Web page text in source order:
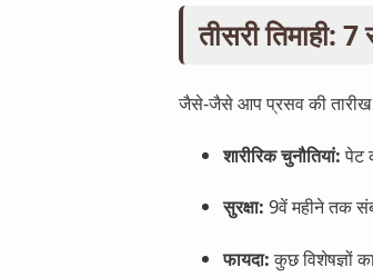
तीसरी
जैसे-जैसे आप प्रसव की तारीख
शारीरिक चुनौतियां:पेट
सुरक्षा: 9वें महीने तक
फायदा:कुछ विशेषज्ञों